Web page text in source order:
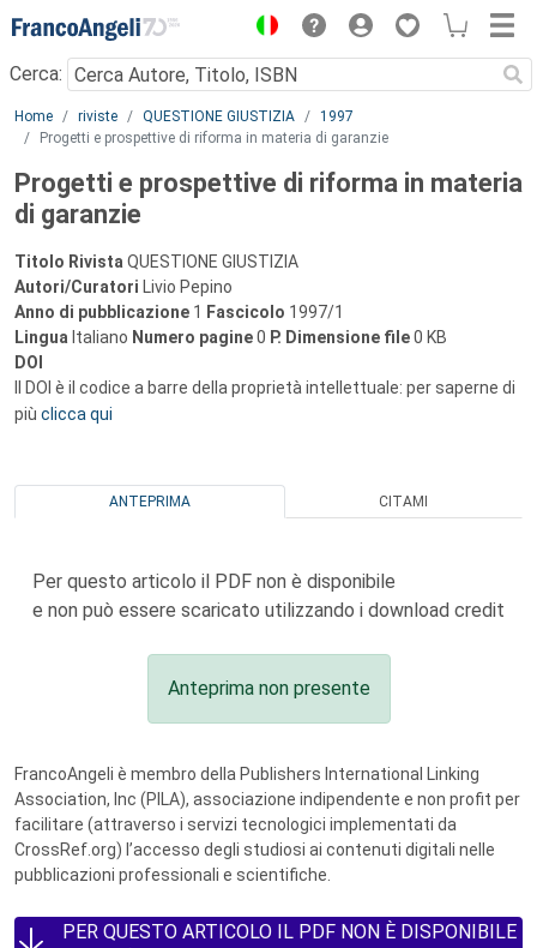
Menu
Cerca:
Main content
Home riviste QUESTIONE GIUSTIZIA
1997
Progetti e prospettive di riforma in materia di garanzie
Progetti e prospettive di riforma in materia
di garanzie
Titolo Rivista QUESTIONE GIUSTIZIA
Autori/Curatori Livio Pepino
Anno di pubblicazione 1 Fascicolo 1997/1
Lingua Italiano Numero pagine0 P. Dimensione file0 KB
DOI
Il DOI è il codice a barre della proprietà intellettuale: per saperne di
più clicca qui
ANTEPRIMA CITAMI
Per questo articolo il PDF non è disponibile
e non può essere scaricato utilizzando i download credit
Anteprima non presente
FrancoAngeli è membro della Publishers International Linking
Association, Inc (PILA), associazione indipendente e non profit per
facilitare (attraverso i servizi tecnologici implementati da
CrossRef.org) l’accesso degli studiosi ai contenuti digitali nelle
pubblicazioni professionali e scientifiche.
PER QUESTO ARTICOLO IL PDF NON È DISPONIBILE